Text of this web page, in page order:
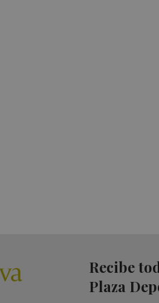
Recibe
Plaza